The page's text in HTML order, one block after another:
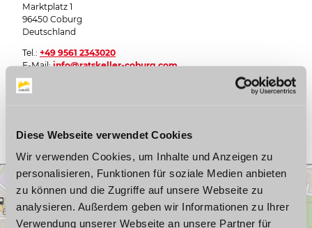
Diese Webseite verwendet Cookies
Wir verwenden Cookies, um Inhalte und Anzeigen zu
personalisieren, Funktionen für soziale Medien anbieten
zu können und die Zugriffe auf unsere Webseite zu
analysieren. Außerdem geben wir Informationen zu Ihrer
Verwendung unserer Webseite an unsere Partner für
Marktplatz 1
96450 Coburg
Deutschland
Tel.: +49 9561 2343020
E-Mail:info@ratskeller-coburg.com
Webseite: